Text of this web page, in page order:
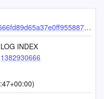
LOG INDEX
1382930666